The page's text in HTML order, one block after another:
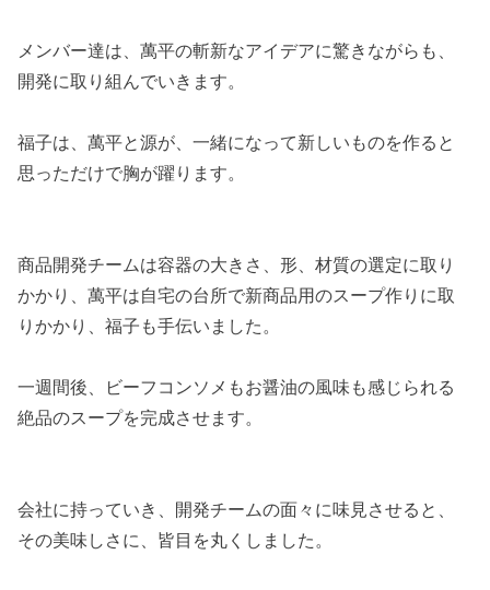
メンバー達は、萬平の斬新なアイデアに驚きながらも、
開発に取り組んでいきます。
福子は、萬平と源が、一緒になって新しいものを作ると
思っただけで胸が躍ります。
商品開発チームは容器の大きさ、形、材質の選定に取り
かかり、萬平は自宅の台所で新商品用のスープ作りに取
りかかり、福子も手伝いました。
一週間後、ビーフコンソメもお醤油の風味も感じられる
絶品のスープを完成させます。
会社に持っていき、開発チームの面々に味見させると、
その美味しさに、皆目を丸くしました。